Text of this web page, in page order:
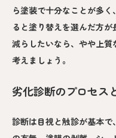
ら塗装で十分なことが多
ると塗り替えを選んだ方
減らしたいなら、やや上
考えましょう。
劣化診断のプロセス
診断は目視と触診が基本